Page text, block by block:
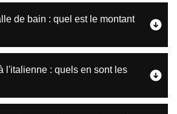
de bain : quel est le montant
l'italienne : quels en sont les